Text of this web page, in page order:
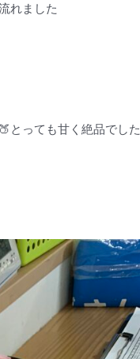
れました
とっても甘く絶品でした